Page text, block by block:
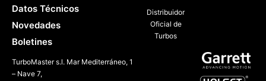
Distribuidor
Oficial de
Turbos
Datos Técnicos
Novedades
Boletines
TurboMaster s.l. Mar Mediterráneo, 1
– Nave 7,